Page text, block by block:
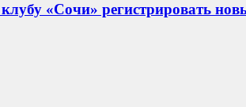
«Сочи» регистрировать